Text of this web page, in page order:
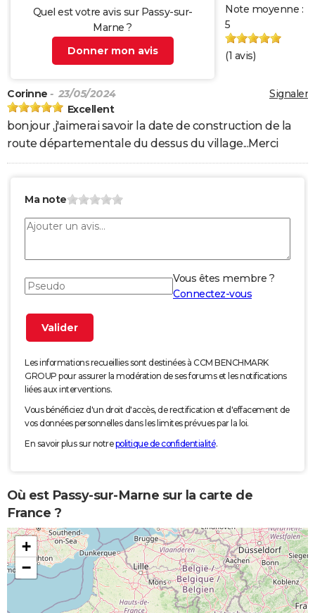
Quel est votre avis sur Passy-sur-
Marne ?
Donner mon avis
Note moyenne :
5
(1 avis)
Signaler
Corinne - 23/05/2024
Excellent
bonjour ,j'aimerai savoir la date de construction de la
route départementale du dessus du village...Merci
Ma note
Vous êtes membre ?
Connectez-vous
Les informations recueillies sont destinées à CCM BENCHMARK
GROUP pour assurer la modération de ses forums et les notifications
liées aux interventions.
Vous bénéficiez d'un droit d'accès, de rectification et d'effacement de
vos données personnelles dans les limites prévues par la loi.
En savoir plus sur notrepolitique de confidentialité.
Où est Passy-sur-Marne sur la carte de
France ?
+
−